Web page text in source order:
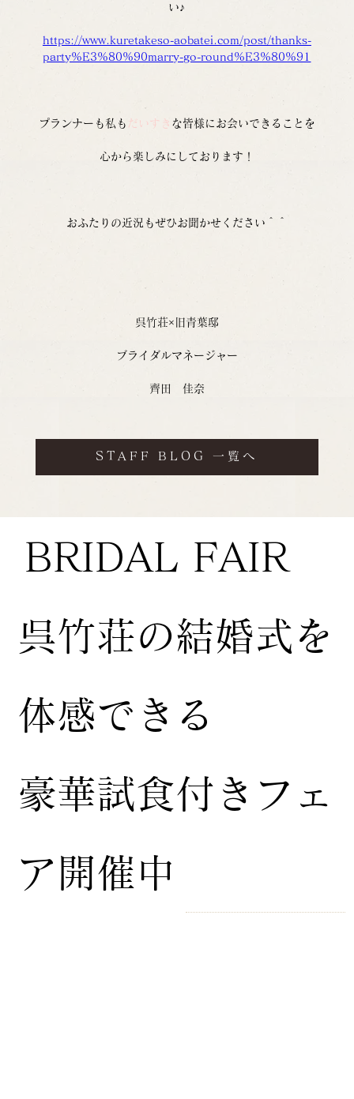
い♪
https://www.kuretakeso-aobatei.com/post/thanks-
party%E3%80%90marry-go-round%E3%80%91
プランナーも私も だいすき な皆様にお会いできることを
心から楽しみにしております！
おふたりの近況もぜひお聞かせください＾＾
呉竹荘×旧青葉邸
ブライダルマネージャー
齊田　佳奈
STAFF BLOG 一覧へ
BRIDAL FAIR
​呉竹荘の結婚式を
体感できる
豪華試食付きフェ
ア開催中